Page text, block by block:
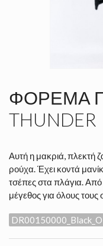
ΦΌΡΕΜΑ
THUNDER
Αυτή η μακριά, πλεκτή
ρούχα. Έχει κοντά
τσέπες στα πλάγια.
μέγεθος για όλους